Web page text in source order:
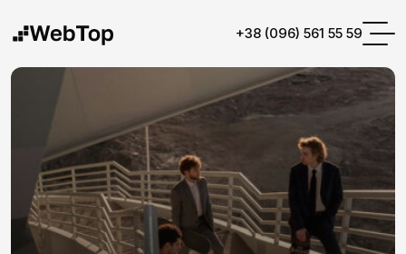
+38 (096) 561 55 59